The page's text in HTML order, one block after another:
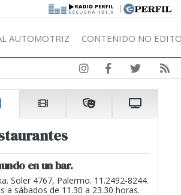
|
AUTOMOTRIZ CONTENIDO NO
en un bar.
Soler 4767, Palermo. 11.2492-8244.
a sábados de 11.30 a 23.30 horas.